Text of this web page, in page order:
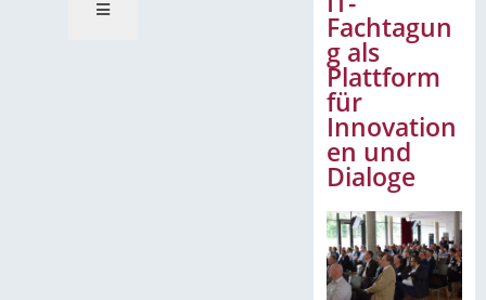
Fachtagun
g als
Plattform
für
Innovation
en und
Dialoge